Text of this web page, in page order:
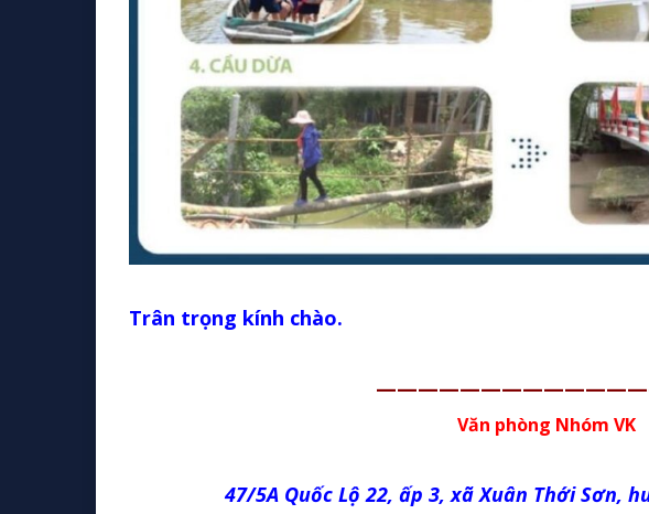
Trân trọng kính chào.
Văn phòng Nhóm VK
47/5A Quốc Lộ 22, ấp 3, xã Xuân Thới Sơn,